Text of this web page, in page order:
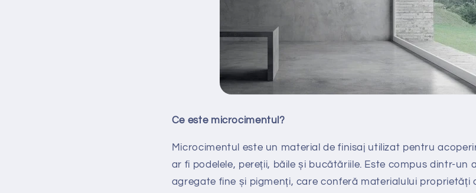
Ce este microcimentul?
Microcimentul este un material de finisaj utilizat pentru
ar fi podelele, pereții, băile și bucătăriile. Este compus dintr-un
agregate fine și pigmenți, care conferă materialului proprietăți